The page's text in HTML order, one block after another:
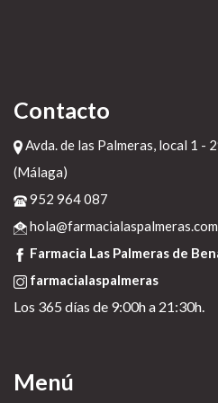
diciembre de 2022
Contacto
Avda. de las Palmeras, local 1 -
(Málaga)
952 964 087
hola@farmacialaspalmeras.com
Farmacia Las Palmeras de
farmacialaspalmeras
Los 365 días de 9:00h a 21:30h.
Menú